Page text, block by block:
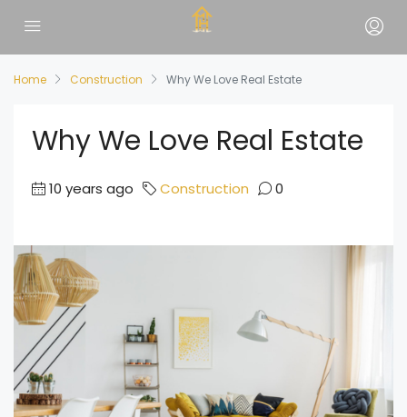
Home Construction Why We Love Real Estate
Why We Love Real Estate
10 years ago Construction 0